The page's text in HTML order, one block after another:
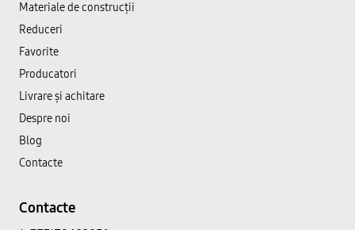
Materiale de construcții
Reduceri
Favorite
Producatori
Livrare și achitare
Despre noi
Blog
Contacte
Contacte